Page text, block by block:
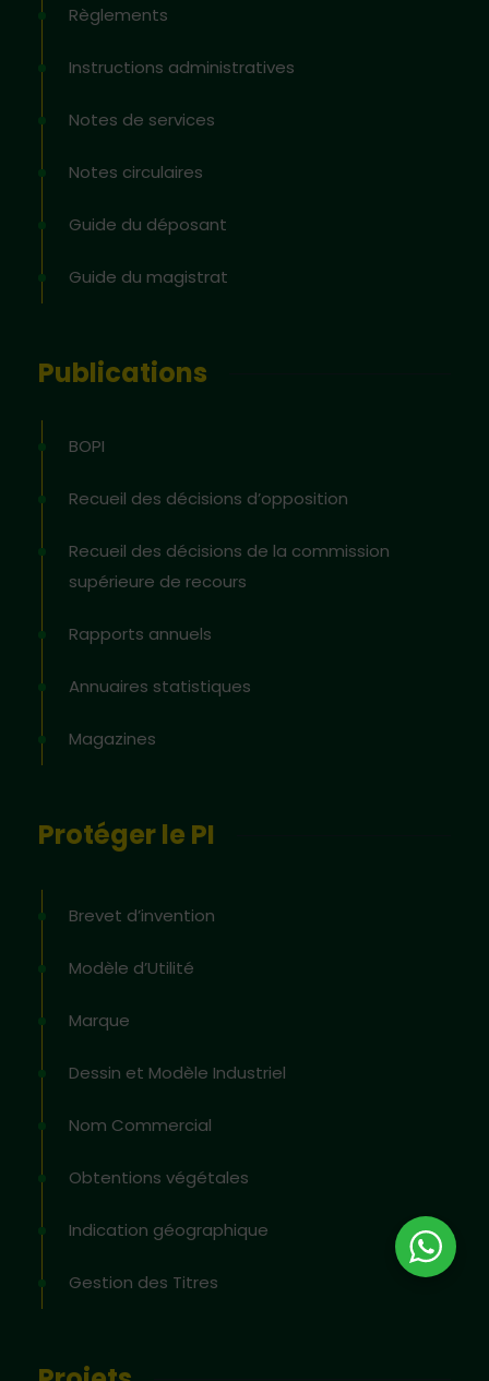
Règlements
Instructions administratives
Notes de services
Notes circulaires
Guide du déposant
Guide du magistrat
Publications
BOPI
Recueil des décisions d’opposition
Recueil des décisions de la commission
supérieure de recours
Rapports annuels
Annuaires statistiques
Magazines
Protéger le PI
Brevet d’invention
Modèle d’Utilité
Marque
Dessin et Modèle Industriel
Nom Commercial
Obtentions végétales
Indication géographique
Gestion des Titres